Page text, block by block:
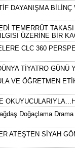
DAYANIŞMA
TEMERRÜT
ÜZERİNE BİR
CLC 360
TİYATRO GÜNÜ
VE ÖĞRETMEN
Doğaçlama
ATEŞTEN SİYAH